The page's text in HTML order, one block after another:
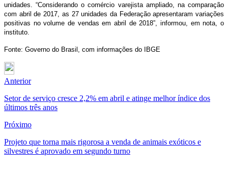
unidades. “Considerando o comércio varejista ampliado, na comparação
com abril de 2017, as 27 unidades da Federação apresentaram variações
positivas no volume de vendas em abril de 2018”, informou, em nota, o
instituto.
Fonte: Governo do Brasil, com informações do IBGE
Anterior
Setor de serviço cresce 2,2% em abril e atinge melhor índice dos
últimos três anos
Próximo
Projeto que torna mais rigorosa a venda de animais exóticos e
silvestres é aprovado em segundo turno